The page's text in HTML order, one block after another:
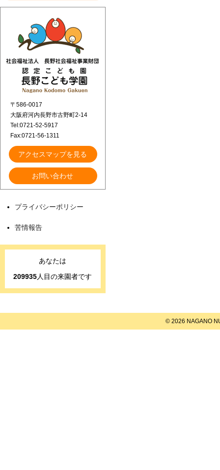
〒586-0017
大阪府河内長野市古野町2-14
Tel:0721-52-5917
Fax:0721-56-1311
アクセスマップを見る
お問い合わせ
プライバシーポリシー
苦情報告
あなたは
209935人目の来園者です
© 2026 NAGANO